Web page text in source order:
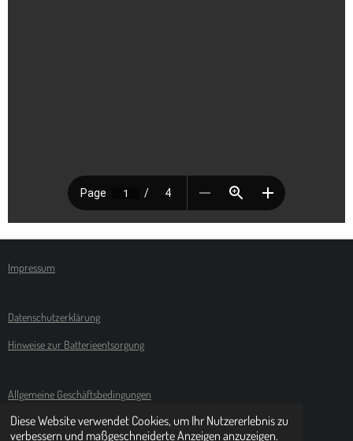
Diese Website verwendet Cookies, um Ihr Nutzererlebnis zu
verbessern und maßgeschneiderte Anzeigen anzuzeigen.
Impressum
Datenschutzerklärung
Hinweise zur Batterieentsorgung
Allgemeine Geschäftsbedingungen
Widerufsbelehrungen